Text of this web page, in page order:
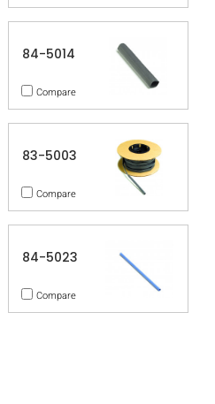
84-5014
Compare
83-5003
Compare
84-5023
Compare